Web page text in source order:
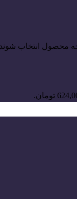
محصول انتخاب شوند